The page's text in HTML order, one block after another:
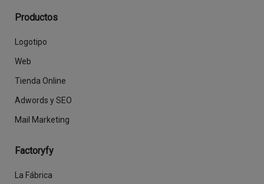
Productos
Logotipo
Web
Tienda Online
Adwords y SEO
Mail Marketing
Factoryfy
La Fábrica